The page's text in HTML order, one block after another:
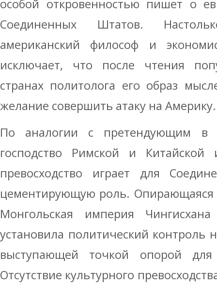
особой откровенностью пишет о
Соединенных Штатов.
американский философ и
исключает, что после чтения
странах политолога его образ
желание совершить атаку на Америку.
По аналогии с претендующим
господство Римской и Китайской
превосходство играет для
цементирующую роль. Опирающаяся
Монгольская империя
установила политический контроль
выступающей точкой опорой для
Отсутствие культурного